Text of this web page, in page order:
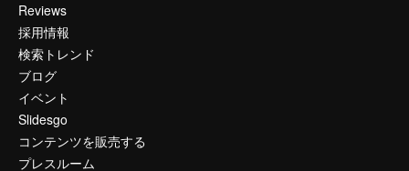
Reviews
採用情報
検索トレンド
ブログ
イベント
Slidesgo
コンテンツを販売する
プレスルーム